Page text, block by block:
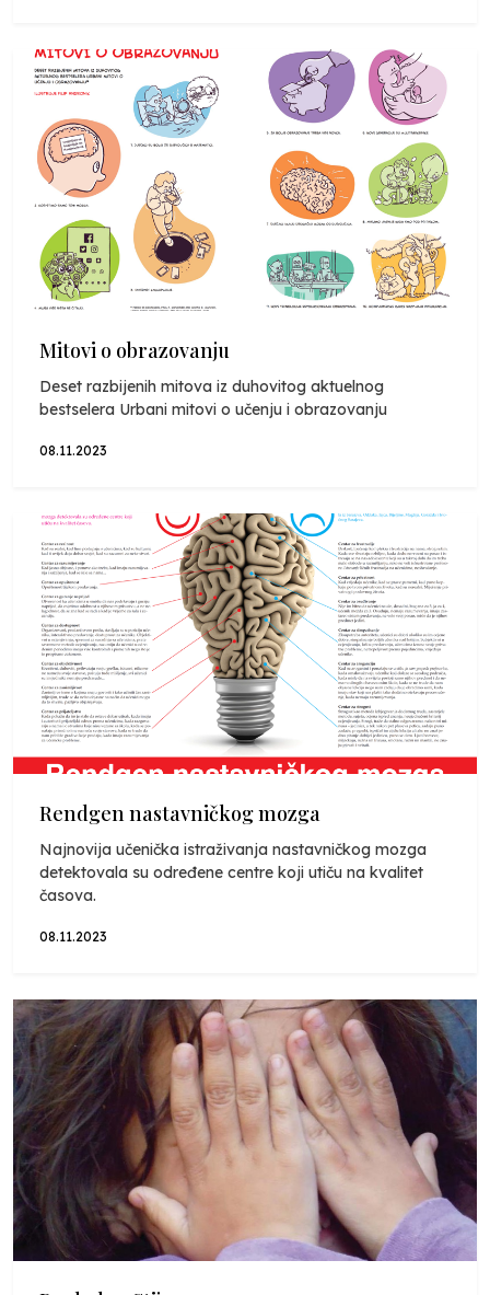
Mitovi o obrazovanju
Deset razbijenih mitova iz duhovitog aktuelnog
bestselera Urbani mitovi o učenju i obrazovanju
08.11.2023
Rendgen nastavničkog mozga
Najnovija učenička istraživanja nastavničkog mozga
detektovala su određene centre koji utiču na kvalitet
časova.
08.11.2023